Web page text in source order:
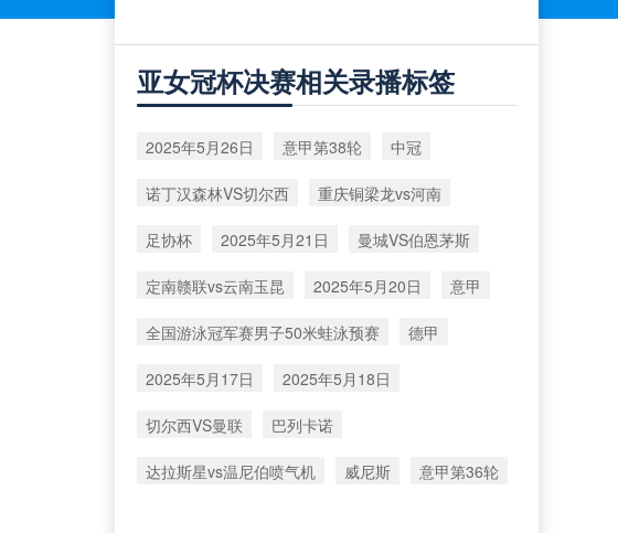
亚女冠杯决赛相关录播标签
2025年5月26日 意甲第38轮 中冠
诺丁汉森林VS切尔西 重庆铜梁龙vs河南
足协杯 2025年5月21日 曼城VS伯恩茅斯
定南赣联vs云南玉昆 2025年5月20日 意甲
全国游泳冠军赛男子50米蛙泳预赛 德甲
2025年5月17日 2025年5月18日
切尔西VS曼联 巴列卡诺
达拉斯星vs温尼伯喷气机 威尼斯 意甲第36轮